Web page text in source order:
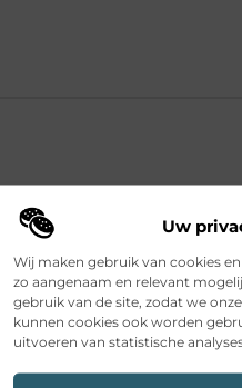
Uw
Wij maken gebruik van cookies
zo aangenaam en relevant
gebruik van de site, zodat we
kunnen cookies ook worden
uitvoeren van statistische
beschikbaar bij
worden de broodjes
broodjes